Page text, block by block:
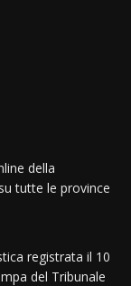
della
tutte le province
registrata il 10
del Tribunale